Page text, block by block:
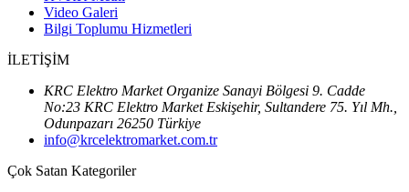
Video Galeri
Bilgi Toplumu Hizmetleri
İLETİŞİM
KRC Elektro Market Organize Sanayi Bölgesi 9. Cadde
No:23 KRC Elektro Market Eskişehir, Sultandere 75. Yıl Mh.,
Odunpazarı 26250 Türkiye
info@krcelektromarket.com.tr
Çok Satan Kategoriler